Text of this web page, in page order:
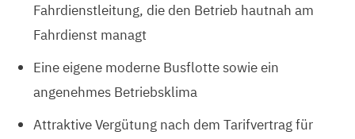
Fahrdienstleitung, die den Betrieb hautnah am
Fahrdienst managt
Eine eigene moderne Busflotte sowie ein
angenehmes Betriebsklima
Attraktive Vergütung nach dem Tarifvertrag für